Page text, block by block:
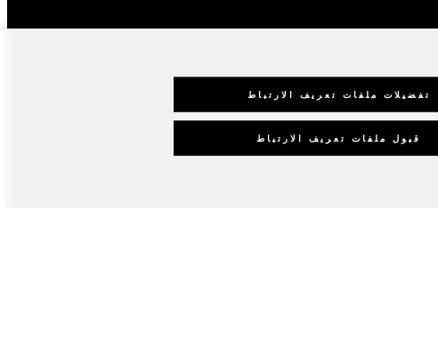
تفضيلات ملفات تعريف الارتباط
قبول ملفات تعريف الارتباط